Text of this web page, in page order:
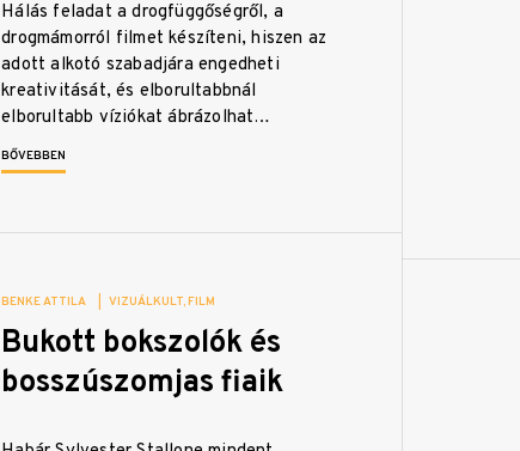
Hálás feladat a drogfüggőségről, a
drogmámorról filmet készíteni, hiszen az
adott alkotó szabadjára engedheti
kreativitását, és elborultabbnál
elborultabb víziókat ábrázolhat…
BŐVEBBEN
BENKE ATTILA VIZUÁLKULT FILM
Bukott bokszolók és
bosszúszomjas fiaik